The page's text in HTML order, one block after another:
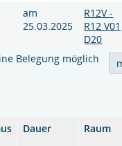
am
25.03.2025
R12V -
R12 V01
D20
Belegung möglich
Dauer Raum